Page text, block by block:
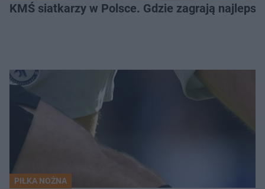
KMŚ siatkarzy w Polsce. Gdzie zagrają
PIŁKA NOŻNA